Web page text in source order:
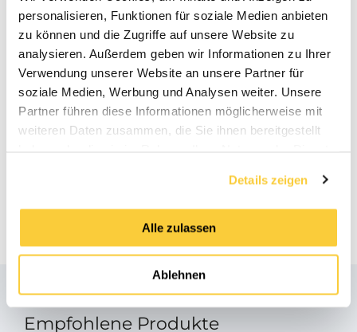
personalisieren, Funktionen für soziale Medien anbieten
zu können und die Zugriffe auf unsere Website zu
analysieren. Außerdem geben wir Informationen zu Ihrer
Verwendung unserer Website an unsere Partner für
soziale Medien, Werbung und Analysen weiter. Unsere
Partner führen diese Informationen möglicherweise mit
weiteren Daten zusammen, die Sie ihnen bereitgestellt
Details zeigen
Alle zulassen
Ablehnen
Kurzanleitung
pdf
Produktbroschüre
pdf
Empfohlene Produkte